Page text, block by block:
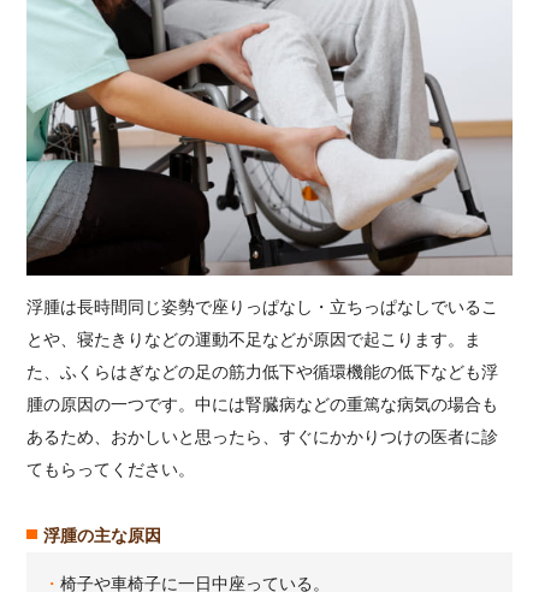
浮腫は長時間同じ姿勢で座りっぱなし・立ちっぱなしでいるこ
とや、寝たきりなどの運動不足などが原因で起こります。ま
た、ふくらはぎなどの足の筋力低下や循環機能の低下なども浮
腫の原因の一つです。中には腎臓病などの重篤な病気の場合も
あるため、おかしいと思ったら、すぐにかかりつけの医者に診
てもらってください。
浮腫の主な原因
椅子や車椅子に一日中座っている。